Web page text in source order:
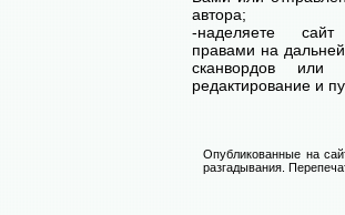
автора;
-наделяете
правами на
сканвордов или
редактирование и
Опубликованные на
разгадывания.